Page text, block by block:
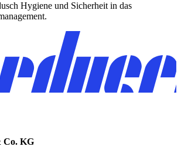
Hygiene und Sicherheit in das
Co. KG